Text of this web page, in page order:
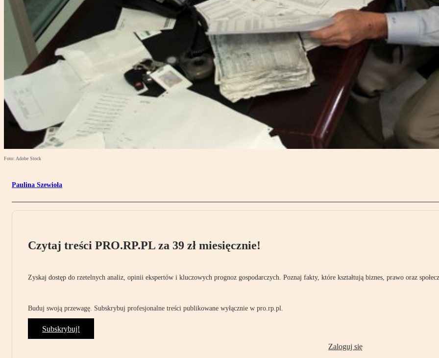
Foto: Adobe Stock
Paulina Szewioła
Czytaj treści PRO.RP.PL za 39 zł miesięcznie!
Zyskaj dostęp do rzetelnych analiz, opinii ekspertów i kluczowych prognoz gospodarczych. Poznaj fakty, które kształtują biznes, prawo oraz
Buduj swoją przewagę. Subskrybuj profesjonalne treści publikowane wyłącznie w pro.rp.pl.
Subskrybuj!
Zaloguj się